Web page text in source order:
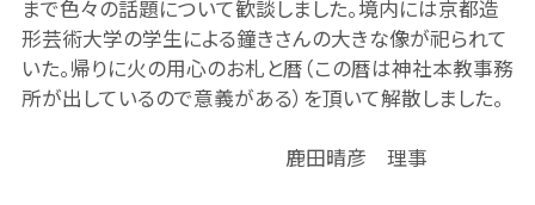
まで色々の話題について歓談しました。境内には京都造
形芸術大学の学生による鐘きさんの大きな像が祀られて
いた。帰りに火の用心のお札と暦（この暦は神社本教事務
所が出しているので意義がある）を頂いて解散しました。
鹿田晴彦 理事